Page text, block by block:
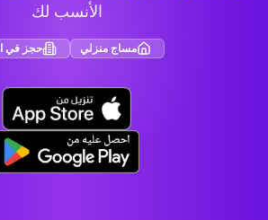
الأنسب لك
مساج منزلي حجز في